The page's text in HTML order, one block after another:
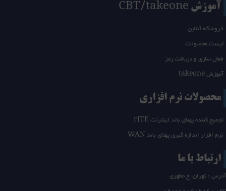
آموزش CBT/takeone
فروشگاه آنلاین
لیست محصولات
فعال سازی و دریافت رمز
آموزش takeone
محصولات نرم افزاری
تجمیع کننده پهنای باند اینترنت rITE
نرم افزار اندازه گیری پهنای باند WAN
ارتباط با ما
آدرس : تهران، خ مطهری